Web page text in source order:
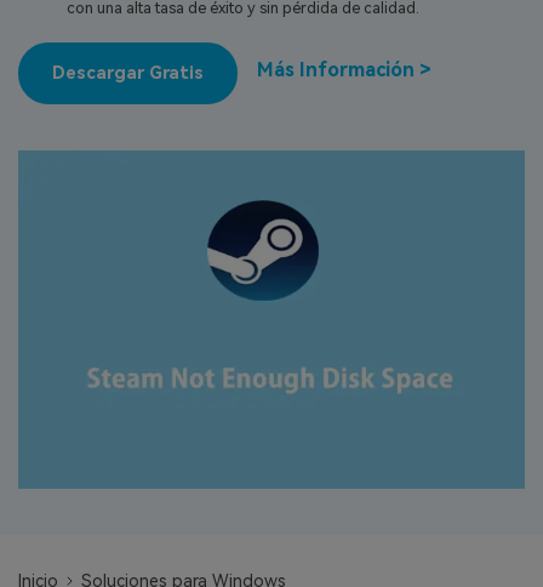
Recupera datos ilimitados del sistema Mac
Pruébalo Gratis
Recupera datos perdidos/eliminados gratis
Pruébalo Gratis
Otros Productos
VER TODAS LAS FUNCIONES
Temas Destacados
DESCARGAR Sign In
search
con una alta tasa de éxito y sin pérdida de calidad.
Descargar Gratis Más Información >
Inicio
Soluciones para Windows